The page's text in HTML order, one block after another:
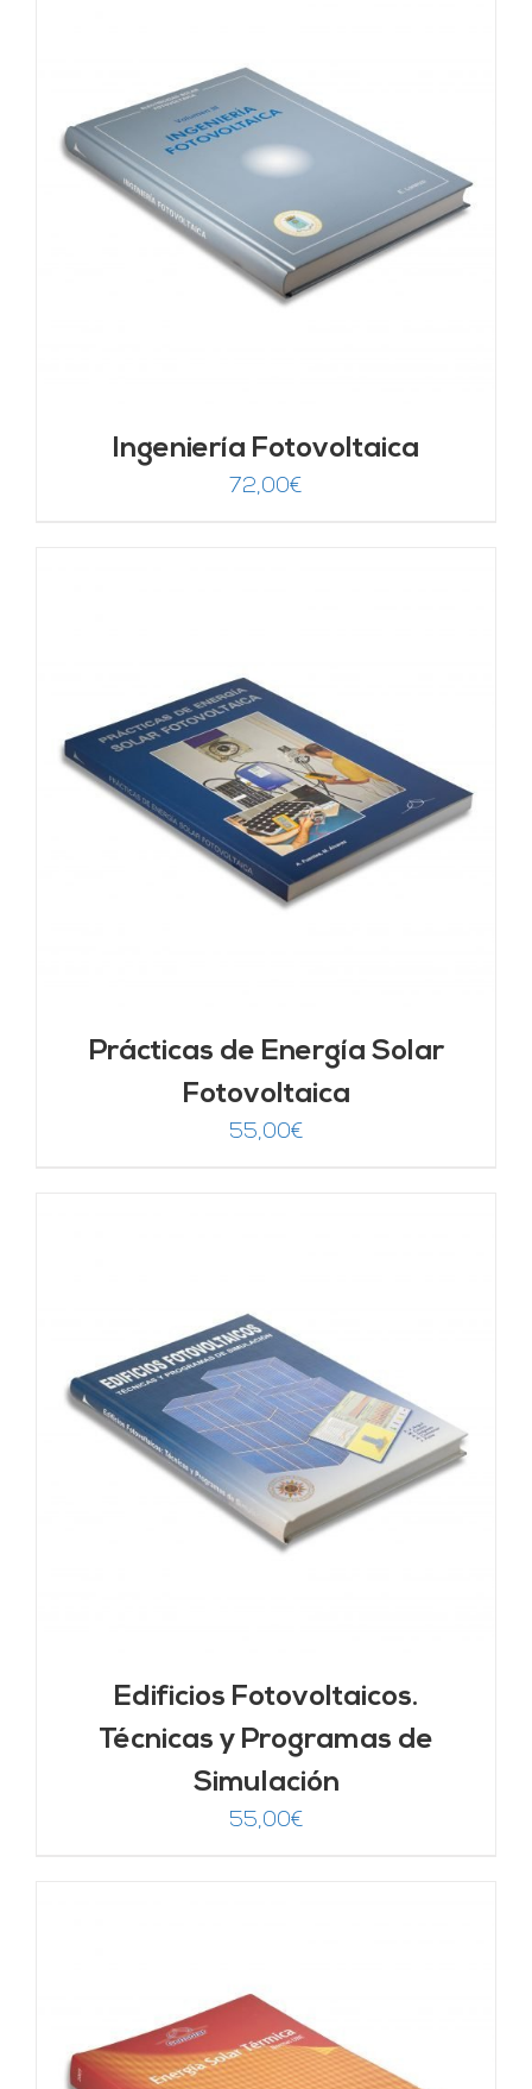
Ingeniería Fotovoltaica
72,00€
Prácticas de Energía Solar
Fotovoltaica
55,00€
Edificios Fotovoltaicos.
Técnicas y Programas de
Simulación
55,00€